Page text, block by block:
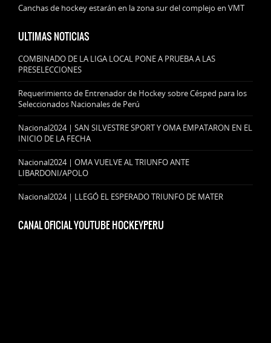
Canchas de hockey estarán en la zona sur del complejo en VMT
ULTIMAS NOTICIAS
COMBINADO DE LA LIGA LOCAL PONE A PRUEBA A LAS
PRESELECCIONES
Requerimiento de Entrenador de Hockey sobre Césped para los
Seleccionados Nacionales de Perú
Nacional2024 | SAN SILVESTRE SPORT Y OMA EMPATARON EN EL
INICIO DE LA FECHA
Nacional2024 | OMA VUELVE AL TRIUNFO ANTE
LIBARDONI/APOLO
Nacional2024 | LLEGÓ EL ESPERADO TRIUNFO DE MATER
CANAL OFICIAL YOUTUBE HOCKEYPERU